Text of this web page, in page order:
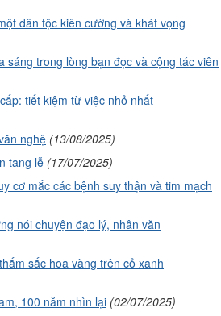
dân tộc kiên cường và khát vọng
sáng trong lòng bạn đọc và cộng tác viên
tiết kiệm từ việc nhỏ nhất
nghệ (13/08/2025)
tang lễ (17/07/2025)
cơ mắc các bệnh suy thận và tim mạch
nói chuyện đạo lý, nhân văn
sắc hoa vàng trên cỏ xanh
100 năm nhìn lại (02/07/2025)